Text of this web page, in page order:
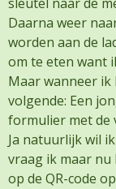
Daarna weer
worden aan de
om te eten want
Maar wanneer
volgende: Een
formulier met de
Ja natuurlijk wil
vraag ik maar nu
op de QR-code